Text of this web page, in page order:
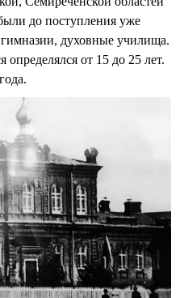
до поступления уже
духовные училища.
от 15 до 25 лет.